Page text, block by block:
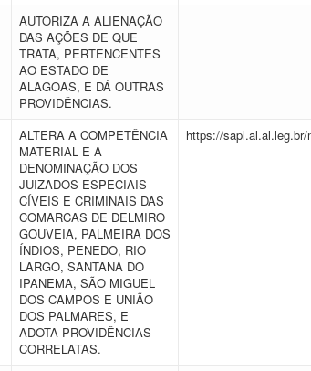
AUTORIZA A ALIENAÇÃO
DAS AÇÕES DE QUE
TRATA, PERTENCENTES
AO ESTADO DE
ALAGOAS, E DÁ OUTRAS
PROVIDÊNCIAS.
ALTERA A COMPETÊNCIA
MATERIAL E A
DENOMINAÇÃO DOS
JUIZADOS ESPECIAIS
CÍVEIS E CRIMINAIS DAS
COMARCAS DE DELMIRO
GOUVEIA, PALMEIRA DOS
ÍNDIOS, PENEDO, RIO
LARGO, SANTANA DO
IPANEMA, SÃO MIGUEL
DOS CAMPOS E UNIÃO
DOS PALMARES, E
ADOTA PROVIDÊNCIAS
CORRELATAS.
https://sapl.al.al.leg.br/